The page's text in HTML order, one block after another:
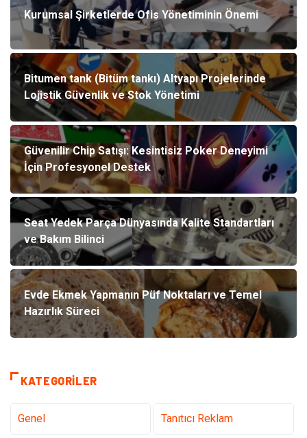
Kurumsal Şirketlerde Ofis Yönetiminin Önemi
Bitumen tank (Bitüm tankı) Altyapı Projelerinde
Lojistik Güvenlik ve Stok Yönetimi
Güvenilir Chip Satışı: Kesintisiz Poker Deneyimi
İçin Profesyonel Destek
Seat Yedek Parça Dünyasında Kalite Standartları
ve Bakım Bilinci
Evde Ekmek Yapmanın Püf Noktaları ve Temel
Hazırlık Süreci
KATEGORILER
Genel Tanıtıcı Reklam